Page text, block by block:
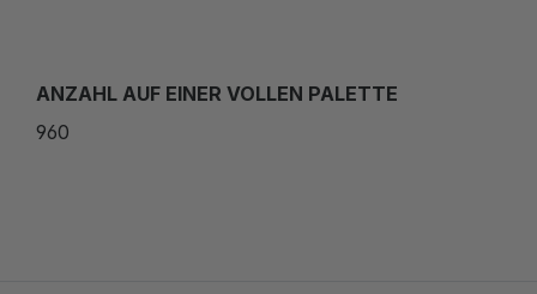
ANZAHL AUF EINER VOLLEN PALETTE
960